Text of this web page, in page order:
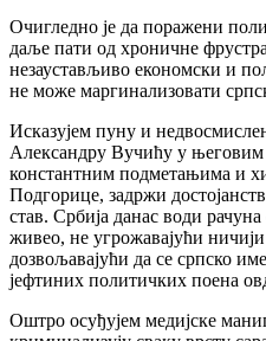
Очигледно је да поражени
даље пати од хроничне
незаустављиво економски и
не може маргинализовати
Исказујем пуну и
Александру Вучићу у
константним подметањима и
Подгорице, задржи
став. Србија данас води
живео, не угрожавајући
дозвољавајући да се српско
јефтиних политичких поена
Оштро осуђујем медијске